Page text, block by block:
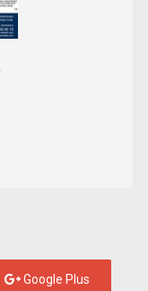
Google Plus